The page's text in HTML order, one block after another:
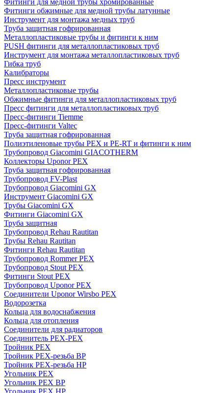
Фитинги обжимные для медной трубы латунные
Инструмент для монтажа медных труб
Труба защитная гофрированная
Металлопластиковые трубы и фитинги к ним
PUSH фитинги для металлопластиковых труб
Инструмент для монтажа металлопластиковых труб
Гибка труб
Калибраторы
Пресс инструмент
Металлопластиковые трубы
Обжимные фитинги для металлопластиковых труб
Пресс фитинги для металлопластиковых труб
Пресс-фитинги Tiemme
Пресс-фитинги Valtec
Труба защитная гофрированная
Полиэтиленовые трубы PEX и PE-RT и фитинги к ним
Трубопровод Giacomini GIACOTHERM
Коллекторы Uponor PEX
Труба защитная гофрированная
Трубопровод FV-Plast
Трубопровод Giacomini GX
Инструмент Giacomini GX
Трубы Giacomini GX
Фитинги Giacomini GX
Труба защитная
Трубопровод Rehau Rautitan
Трубы Rehau Rautitan
Фитинги Rehau Rautitan
Трубопровод Rommer PEX
Трубопровод Stout PEX
Фитинги Stout PEX
Трубопровод Uponor PEX
Соединители Uponor Wirsbo PEX
Водорозетка
Кольца для водоснабжения
Кольца для отопления
Соединители для радиаторов
Соединитель PEX-PEX
Тройник PEX
Тройник PEX-резьба ВР
Тройник PEX-резьба НР
Угольник PEX
Угольник PEX ВР
Угольник PEX НР